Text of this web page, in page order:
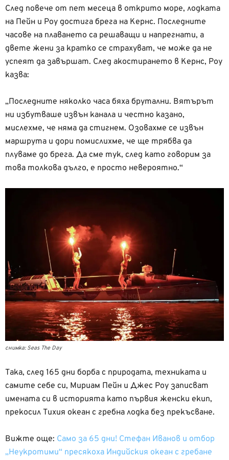
След повече от пет месеца в открито море, лодката
на Пейн и Роу достига брега на Кернс. Последните
часове на плаването са решаващи и напрегнати, а
двете жени за кратко се страхуват, че може да не
успеят да завършат. След акостирането в Кернс, Роу
казва:
„Последните няколко часа бяха брутални. Вятърът
ни избутваше извън канала и честно казано,
мислехме, че няма да стигнем. Озовахме се извън
маршрута и дори помислихме, че ще трябва да
плуваме до брега. Да сме тук, след като говорим за
това толкова дълго, е просто невероятно.“
снимка: Seas The Day
Така, след 165 дни борба с природата, техниката и
самите себе си, Мириам Пейн и Джес Роу записват
имената си в историята като първия женски екип,
прекосил Тихия океан с гребна лодка без прекъсване.
Вижте още: Само за 65 дни! Стефан Иванов и отбор
„Неукротими“ пресякоха Индийския океан с гребане